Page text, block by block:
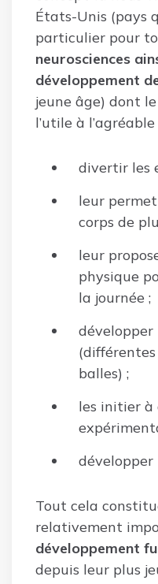
États-Unis (pays
particulier pour
neurosciences
développement
jeune âge) dont
l’utile à l’agréable
divertir les
leur
corps de
leur
physique
la journée ;
balles) ;
les initier à
développer
Tout cela
relativement
développement
depuis leur plus